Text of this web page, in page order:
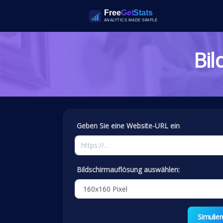
Geben Sie eine Website-URL ein
Bildschirmauflösung auswählen: